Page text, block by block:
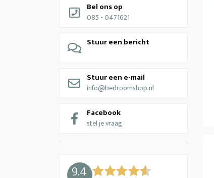
Bel ons op
085 - 0471621
Stuur een bericht
Stuur een e-mail
info@bedroomshop.nl
Facebook
stel je vraag
9.4